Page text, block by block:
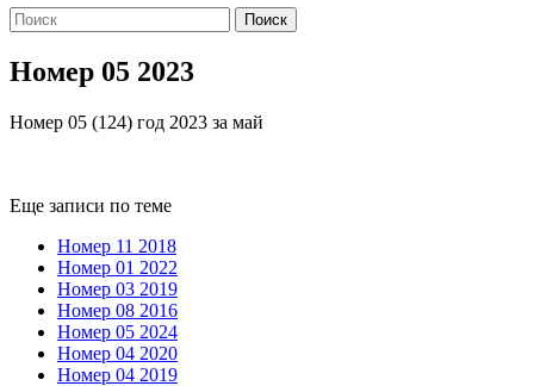
Поиск
Номер 05 2023
Номер 05 (124) год 2023 за май
Еще записи по теме
Номер 11 2018
Номер 01 2022
Номер 03 2019
Номер 08 2016
Номер 05 2024
Номер 04 2020
Номер 04 2019